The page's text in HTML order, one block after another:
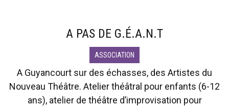
A PAS DE G.É.A.N.T
ASSOCIATION
A Guyancourt sur des échasses, des Artistes du
Nouveau Théâtre. Atelier théâtral pour enfants (6-12
ans), atelier de théâtre d’improvisation pour